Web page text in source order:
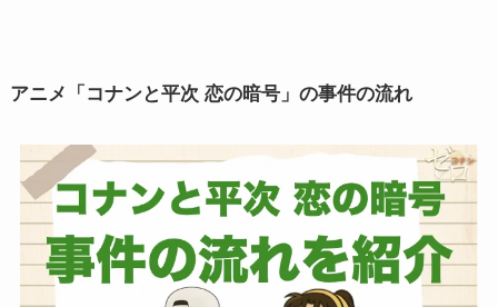
アニメ「コナンと平次 恋の暗号」の事件の流れ